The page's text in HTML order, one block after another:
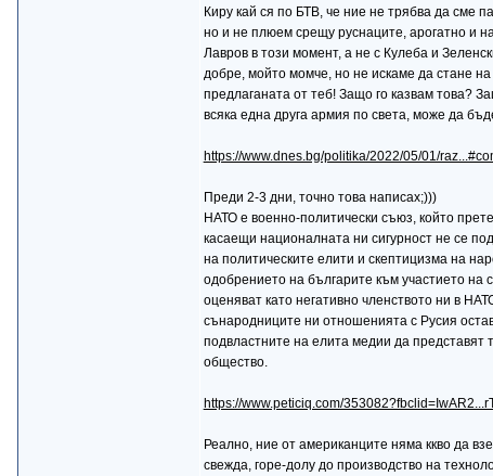
Киру кай ся по БТВ, че ние не трябва да сме
но и не плюем срещу руснаците, арогатно и
Лавров в този момент, а не с Кулеба и
добре, мойто момче, но не искаме да стане
предлаганата от теб! Защо го казвам това?
всяка една друга армия по света, може да
https://www.dnes.bg/politika/2022/05/01/
Преди 2-3 дни, точно това написах;)))
НАТО е военно-политически съюз, който
касаещи националната ни сигурност не се
на политическите елити и скептицизма на
одобрението на българите към участието на
оценяват като негативно членството ни в
сънародниците ни отношенията с Русия
подвластните на елита медии да представят
общество.
https://www.peticiq.com/
Реално, ние от американците няма ккво да
свежда, горе-долу до производство на